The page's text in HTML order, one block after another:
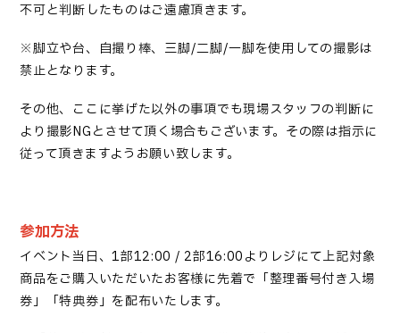
不可と判断したものはご遠慮頂きます。
※脚立や台、自撮り棒、三脚/二脚/一脚を使用しての撮影は
禁止となります。
その他、ここに挙げた以外の事項でも現場スタッフの判断に
より撮影NGとさせて頂く場合もございます。その際は指示に
従って頂きますようお願い致します。
参加方法
イベント当日、1部12:00 / 2部16:00よりレジにて上記対象
商品をご購入いただいたお客様に先着で「整理番号付き入場
券」「特典券」を配布いたします。